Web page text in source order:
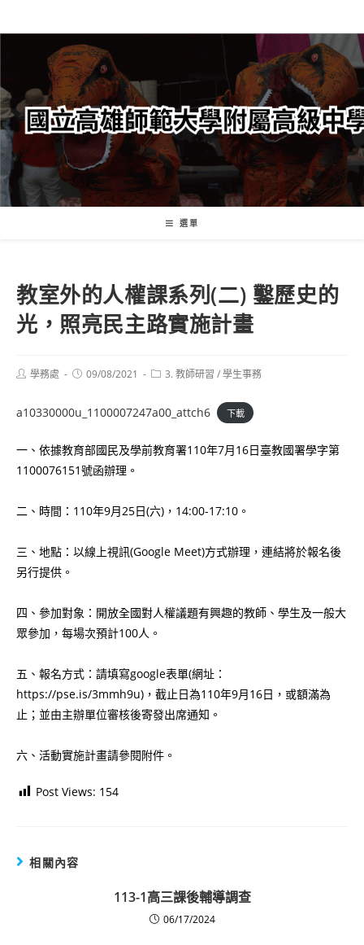
轉
要
內
容
選單
教室外的人權課系列(二) 鑿歷史的
光，照亮民主路實施計畫
Post學務處
Post09/08/2021
Post3. 教師研習 /學生事務
a10330000u_1100007247a00_attch6 下載
一、依據教育部國民及學前教育署110年7月16日臺教國署學字第
1100076151號函辦理。
二、時間：110年9月25日(六)，14:00-17:10。
三、地點：以線上視訊(Google Meet)方式辦理，連結將於報名後
另行提供。
四、參加對象：開放全國對人權議題有興趣的教師、學生及一般大
眾參加，每場次預計100人。
五、報名方式：請填寫google表單(網址：
https://pse.is/3mmh9u)，截止日為110年9月16日，或額滿為
止；並由主辦單位審核後寄發出席通知。
六、活動實施計畫請參閱附件。
Post Views: 154
相關內容
113-1高三課後輔導調查
06/17/2024